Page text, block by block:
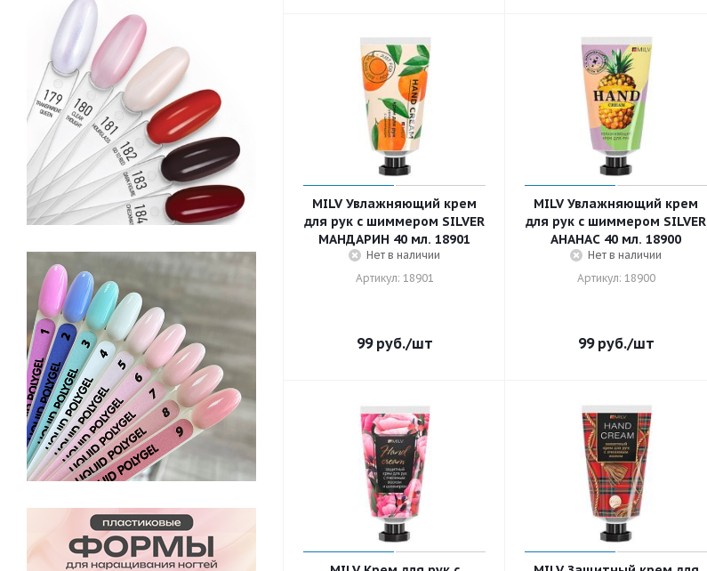
MILV Увлажняющий крем
для рук с шиммером SILVER
МАНДАРИН 40 мл. 18901
Нет в наличии
Артикул: 18901
99руб./шт
MILV Увлажняющий крем
для рук с шиммером SILVER
АНАНАС 40 мл. 18900
Нет в наличии
Артикул: 18900
99руб./шт